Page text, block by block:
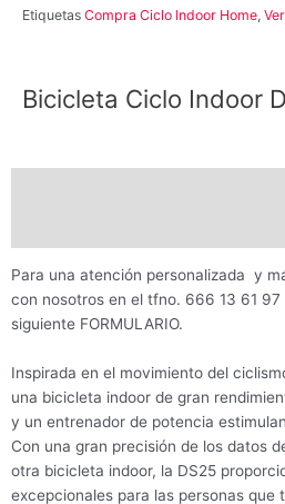
Etiquetas Compra Ciclo Indoor Home,
Bicicleta Ciclo Indoor
Para una atención personalizada y
con nosotros en el tfno. 666 13 61
siguiente FORMULARIO.
Inspirada en el movimiento del
una bicicleta indoor de gran
y un entrenador de potencia
Con una gran precisión de los datos
otra bicicleta indoor, la DS25
excepcionales para las personas que